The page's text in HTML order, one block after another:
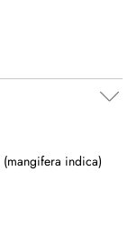
indica)